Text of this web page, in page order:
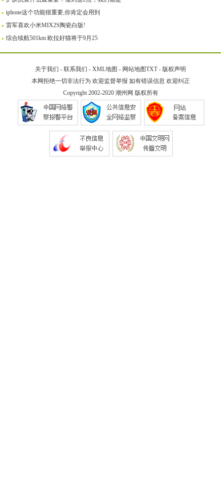
iphone这个功能很重要,你肯定会用到
雷军喜欢小米MIX2S陶瓷白版!
综合续航501km 欧拉好猫将于9月25
关于我们 - 联系我们 - XML地图 - 网站地图TXT- 版权声明
本网拒绝一切非法行为 欢迎监督举报 如有错误信息 欢迎纠正
Copyright 2002-2020 潮州网 版权所有